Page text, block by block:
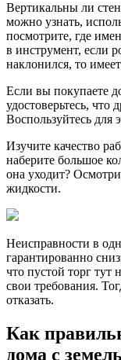
Вертикальны ли
можно узнать,
посмотрите, где
в инструмент, если
наклонился, то
Если вы покупаете
удостоверьтесь, что
Воспользуйтесь для
Изучите качество
наберите большое
она уходит?
жидкости.
Неисправности в
гарантированно
что пустой торг тут
свои требования.
отказать.
Как
дома с